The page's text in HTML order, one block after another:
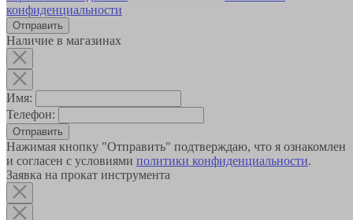
конфиденциальности
Наличие в магазинах
Имя:
Телефон:
Отправить
Нажимая кнопку "Отправить" подтверждаю, что я ознакомлен
и согласен с условиями политики конфиденциальности.
Заявка на прокат инструмента